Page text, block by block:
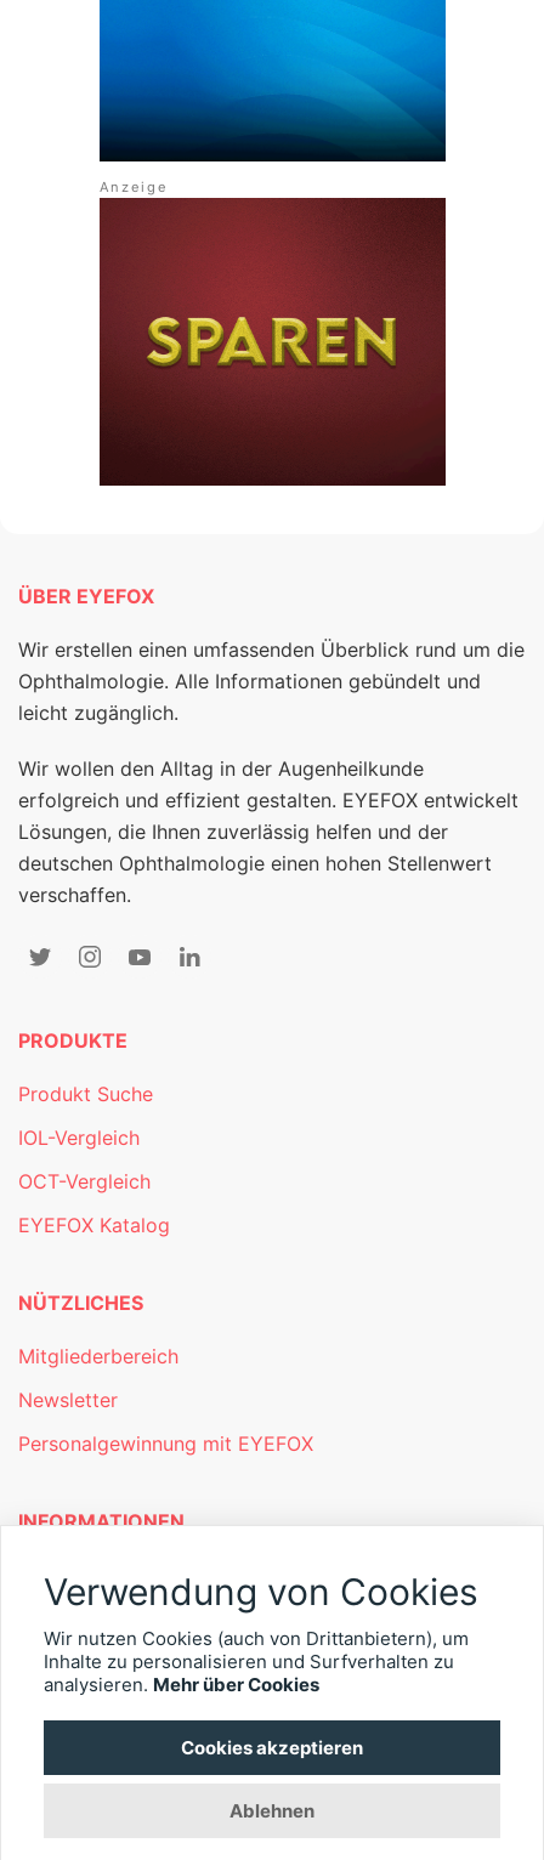
ÜBER EYEFOX
Wir erstellen einen umfassenden Überblick rund um die
Ophthalmologie. Alle Informationen gebündelt und
leicht zugänglich.
Wir wollen den Alltag in der Augenheilkunde
erfolgreich und effizient gestalten. EYEFOX entwickelt
Lösungen, die Ihnen zuverlässig helfen und der
deutschen Ophthalmologie einen hohen Stellenwert
verschaffen.
PRODUKTE
Produkt Suche
IOL-Vergleich
OCT-Vergleich
EYEFOX Katalog
NÜTZLICHES
Mitgliederbereich
Newsletter
Personalgewinnung mit EYEFOX
INFORMATIONEN
Was ist EYEFOX – Ihre Möglichkeiten
Kontakt
© 2026 EYEFOX UG (haftungsbeschränkt)
Verwendung von Cookies
Wir nutzen Cookies (auch von Drittanbietern), um
Inhalte zu personalisieren und Surfverhalten zu
analysieren. Mehr über Cookies
Cookies akzeptieren
Ablehnen